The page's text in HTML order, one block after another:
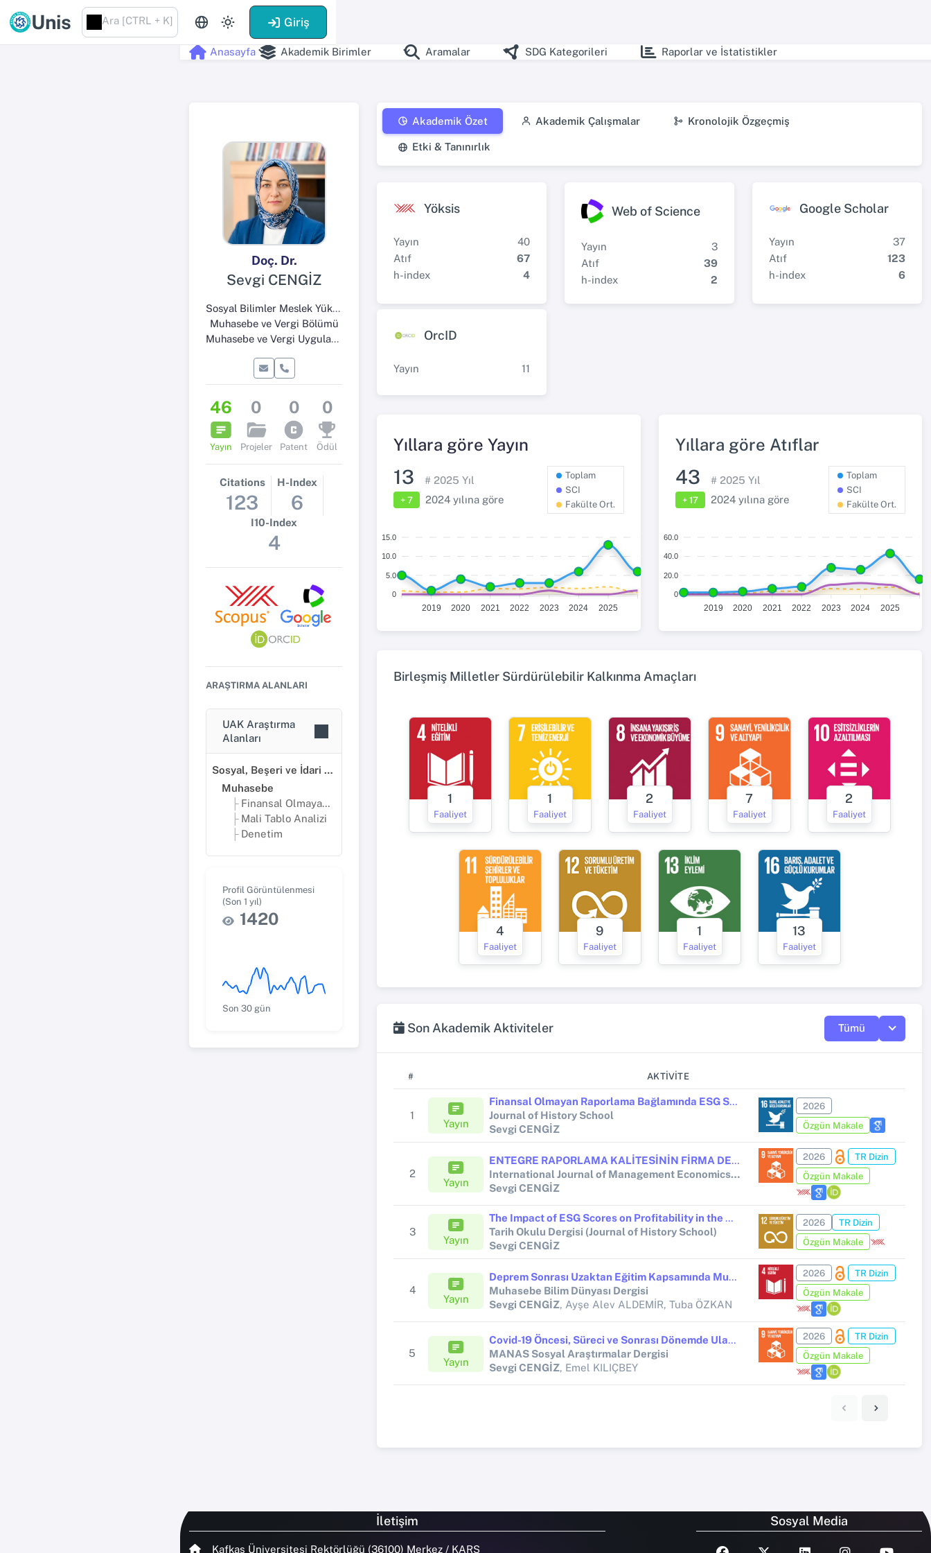
Unis Ara [CTRL + K] Giriş
Anasayfa Akademik Birimler Aramalar SDG Kategorileri Raporlar ve İstatistikler
Doç. Dr.
Sevgi CENGİZ
Sosyal Bilimler Meslek Yüksekokulu
Muhasebe ve Vergi Bölümü
Muhasebe ve Vergi Uygulamaları
46
Yayın
0
Projeler
0
Patent
0
Ödül
Citations
123
H-Index
6
I10-Index
4
ARAŞTIRMA ALANLARI
UAK Araştırma
Alanları
Sosyal, Beşeri ve İdari Bilimler
Muhasebe
Finansal Olmayan Raporlama
Mali Tablo Analizi
Denetim
Profil Görüntülenmesi
(Son 1 yıl)
1420
Son 30 gün
Akademik Özet Akademik Çalışmalar Kronolojik Özgeçmiş
Etki & Tanınırlık
Yöksis
Yayın
40
Atıf
67
h-index
4
Web of Science
Yayın
3
Atıf
39
h-index
2
Google Scholar
Yayın
37
Atıf
123
h-index
6
OrcID
Yayın 11
Yıllara göre Yayın
13 # 2025 Yıl
+ 7 2024 yılına göre
Toplam
SCI
Fakülte Ort.
15.0
10.0
5.0
0
2019 2020 2021 2022 2023 2024 2025
Yıllara göre Atıflar
43 # 2025 Yıl
+ 17 2024yılına göre
Toplam
SCI
Fakülte Ort.
60.0
40.0
20.0
0
2019 2020 2021 2022 2023 2024 2025
Birleşmiş Milletler Sürdürülebilir Kalkınma Amaçları
1
Faaliyet
1
Faaliyet
2
Faaliyet
7
Faaliyet
2
Faaliyet
4
Faaliyet
9
Faaliyet
1
Faaliyet
13
Faaliyet
Son Akademik Aktiviteler Tümü
# AKTIVITE
1
Yayın
Finansal Olmayan Raporlama Bağlamında ESG Skorlarının Kârlılığa Etkisi: BİST Sürdürülebilirlik Endeksi Uygulaması
Journal of History School
Sevgi CENGİZ
2026
Özgün Makale
2
Yayın
ENTEGRE RAPORLAMA KALİTESİNİN FİRMA DEĞERİ ÜZERİNDEKİ ETKİSİ: BANKACILIK SEKTÖRÜ ÜZERİNE AMPİRİK BİR İNCELEME
International Journal of Management Economics and Business
Sevgi CENGİZ
2026
TR Dizin
Özgün Makale
3
Yayın
The Impact of ESG Scores on Profitability in the Context of NonFinancial Reporting: BIST Sustainability Index Application.
Tarih Okulu Dergisi (Journal of History School)
Sevgi CENGİZ
2026
TR Dizin
Özgün Makale
4
Yayın
Deprem Sonrası Uzaktan Eğitim Kapsamında Muhasebe ve Finans Derslerine Yönelik Öğrenci Görüşlerinin Değerlendirilmesi
Muhasebe Bilim Dünyası Dergisi
Sevgi CENGİZ, Ayşe Alev ALDEMİR, Tuba ÖZKAN
2026
TR Dizin
Özgün Makale
5
Yayın
Covid-19 Öncesi, Süreci ve Sonrası Dönemde Ulaştırma ve Depolama Şirketlerinin Finansal Performansının Oran Analizi: Borsa İstanbul Uygulaması
MANAS Sosyal Araştırmalar Dergisi
Sevgi CENGİZ, Emel KILIÇBEY
2026
TR Dizin
Özgün Makale
İletişim
Kafkas Üniversitesi Rektörlüğü (36100) Merkez / KARS
Sosyal Media